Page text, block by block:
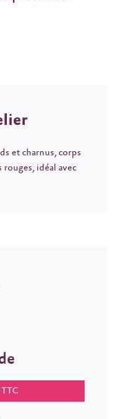
et charnus, corps
idéal avec